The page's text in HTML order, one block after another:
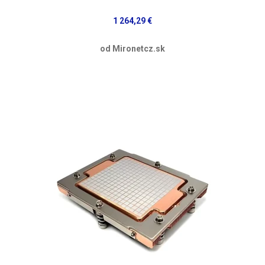
1 264,29 €
od Mironetcz.sk